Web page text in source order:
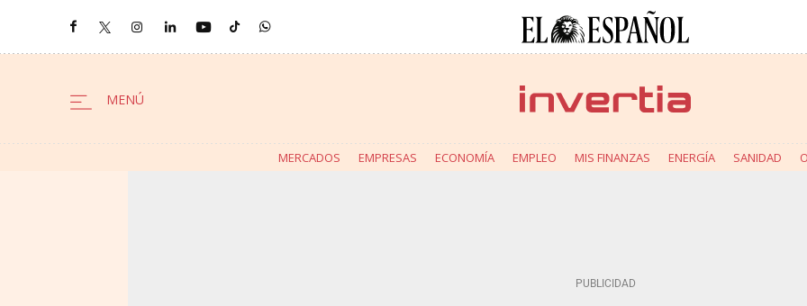
MERCADOS EMPRESAS ECONOMÍA EMPLEO MIS FINANZAS ENERGÍA SANIDAD